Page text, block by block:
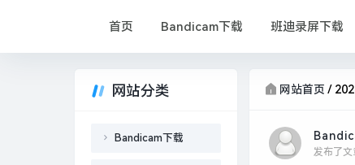
首页 Bandicam下载 班迪录屏下载
网站首页 /
发布了文
网站分类
Bandicam下载